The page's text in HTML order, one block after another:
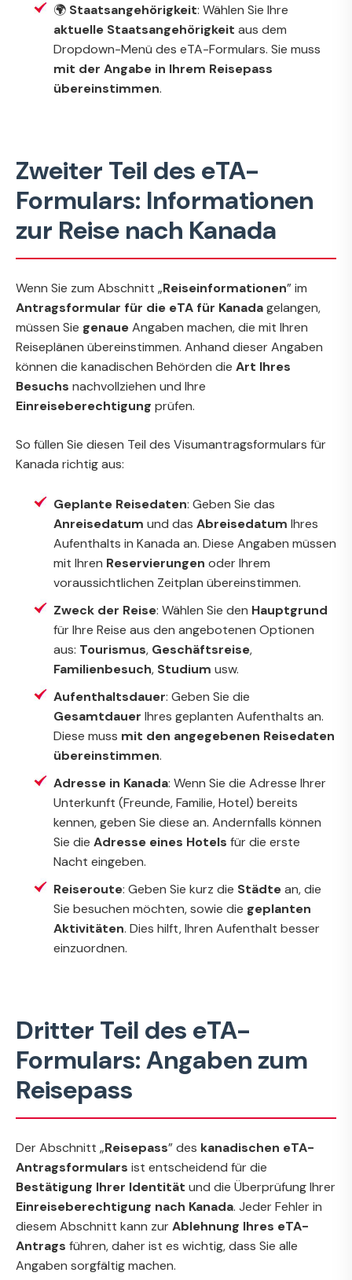
🌍 Staatsangehörigkeit: Wählen Sie Ihre
aktuelle Staatsangehörigkeit aus dem
Dropdown-Menü des eTA-Formulars. Sie muss
mit der Angabe in Ihrem Reisepass
übereinstimmen.
Zweiter Teil des eTA-
Formulars: Informationen
zur Reise nach Kanada
Wenn Sie zum Abschnitt „Reiseinformationen” im
Antragsformular für die eTA für Kanadagelangen,
müssen Sie genaueAngaben machen, die mit Ihren
Reiseplänen übereinstimmen. Anhand dieser Angaben
können die kanadischen Behörden die Art Ihres
Besuchs nachvollziehen und Ihre
Einreiseberechtigung prüfen.
So füllen Sie diesen Teil des Visumantragsformulars für
Kanada richtig aus:
Geplante Reisedaten: Geben Sie das
Anreisedatum und das Abreisedatum Ihres
Aufenthalts in Kanada an. Diese Angaben müssen
mit Ihren Reservierungen oder Ihrem
voraussichtlichen Zeitplan übereinstimmen.
Zweck der Reise: Wählen Sie den Hauptgrund
für Ihre Reise aus den angebotenen Optionen
aus: Tourismus, Geschäftsreise,
Familienbesuch, Studium usw.
Aufenthaltsdauer: Geben Sie die
Gesamtdauer Ihres geplanten Aufenthalts an.
Diese muss mit den angegebenen Reisedaten
übereinstimmen.
Adresse in Kanada: Wenn Sie die Adresse Ihrer
Unterkunft (Freunde, Familie, Hotel) bereits
kennen, geben Sie diese an. Andernfalls können
Sie die Adresse eines Hotels für die erste
Nacht eingeben.
Reiseroute: Geben Sie kurz die Städtean, die
Sie besuchen möchten, sowie die geplanten
Aktivitäten. Dies hilft, Ihren Aufenthalt besser
einzuordnen.
Dritter Teil des eTA-
Formulars: Angaben zum
Reisepass
Der Abschnitt „Reisepass” des kanadischen eTA-
Antragsformulars ist entscheidend für die
Bestätigung Ihrer Identität und die Überprüfung Ihrer
Einreiseberechtigung nach Kanada. Jeder Fehler in
diesem Abschnitt kann zurAblehnung Ihres eTA-
Antrags führen, daher ist es wichtig, dass Sie alle
Angaben sorgfältig machen.